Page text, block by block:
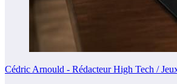
Cédric Arnould - Rédacteur High Tech /